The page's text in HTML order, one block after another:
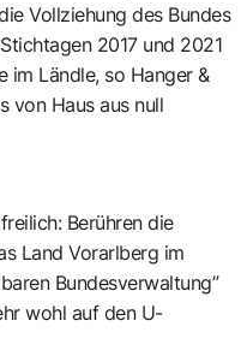
Vollziehung des Bundes
2017 und 2021
im Ländle, so Hanger &
von Haus aus null
Berühren die
Land Vorarlberg im
Bundesverwaltung”
wohl auf den U-